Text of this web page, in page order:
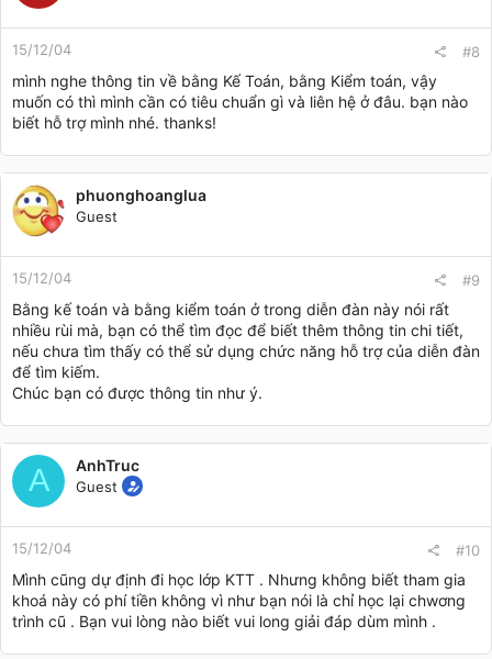
15/12/04 #8
mình nghe thông tin về bằng Kế Toán, bằng Kiểm toán, vậy
muốn có thì mình cần có tiêu chuẩn gì và liên hệ ở đâu. bạn nào
biết hỗ trợ mình nhé. thanks!
phuonghoanglua
Guest
15/12/04 #9
Bằng kế toán và bằng kiểm toán ở trong diễn đàn này nói rất
nhiều rùi mà, bạn có thể tìm đọc để biết thêm thông tin chi tiết,
nếu chưa tìm thấy có thể sử dụng chức năng hỗ trợ của diễn đàn
để tìm kiếm.
Chúc bạn có được thông tin như ý.
A AnhTruc
Guest
15/12/04 #10
Mình cũng dự định đi học lớp KTT . Nhưng không biết tham gia
khoá này có phí tiền không vì như bạn nói là chỉ học lại chwơng
trình cũ . Bạn vui lòng nào biết vui long giải đáp dùm mình .